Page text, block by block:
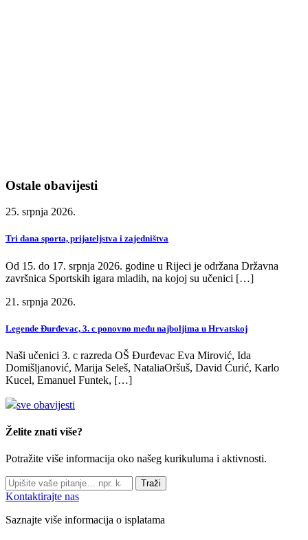
Ostale obavijesti
25. srpnja 2026.
Tri dana sporta, prijateljstva i zajedništva
Od 15. do 17. srpnja 2026. godine u Rijeci je održana Državna
završnica Sportskih igara mladih, na kojoj su učenici […]
21. srpnja 2026.
Legende Đurđevac, 3. c ponovno među najboljima u Hrvatskoj
Naši učenici 3. c razreda OŠ Đurđevac Eva Mirović, Ida
Domišljanović, Marija Seleš, NataliaOršuš, David Ćurić, Karlo
Kucel, Emanuel Funtek, […]
sve obavijesti
Želite znati više?
Potražite više informacija oko našeg kurikuluma i aktivnosti.
Traži
Kontaktirajte nas
Saznajte više informacija o isplatama